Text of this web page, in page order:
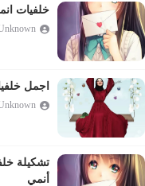
خلفيات
اجمل
تشكيلة
أنمي